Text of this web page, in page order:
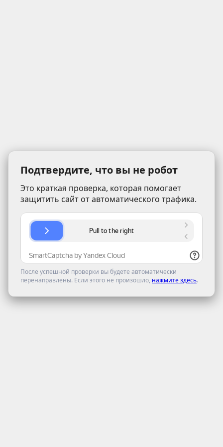
Подтвердите, что вы не робот
Это краткая проверка, которая помогает
защитить сайт от автоматического трафика.
После успешной проверки вы будете автоматически
перенаправлены. Если этого не произошло, нажмите здесь.